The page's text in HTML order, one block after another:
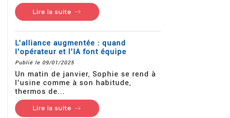
Lire la suite
L’alliance augmentée : quand
l’opérateur et l’IA font équipe
Publié le 09/01/2025
Un matin de janvier, Sophie se rend à
l’usine comme à son habitude,
thermos de...
Lire la suite